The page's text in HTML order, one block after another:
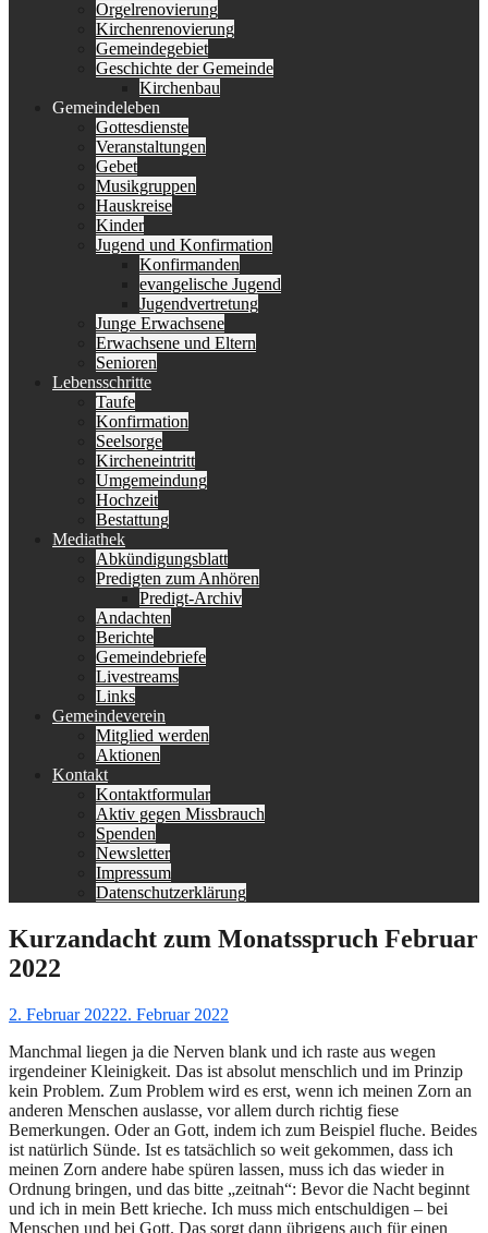
Orgelrenovierung
Kirchenrenovierung
Gemeindegebiet
Geschichte der Gemeinde
Kirchenbau
Gemeindeleben
Gottesdienste
Veranstaltungen
Gebet
Musikgruppen
Hauskreise
Kinder
Jugend und Konfirmation
Konfirmanden
evangelische Jugend
Jugendvertretung
Junge Erwachsene
Erwachsene und Eltern
Senioren
Lebensschritte
Taufe
Konfirmation
Seelsorge
Kircheneintritt
Umgemeindung
Hochzeit
Bestattung
Mediathek
Abkündigungsblatt
Predigten zum Anhören
Predigt-Archiv
Andachten
Berichte
Gemeindebriefe
Livestreams
Links
Gemeindeverein
Mitglied werden
Aktionen
Kontakt
Kontaktformular
Aktiv gegen Missbrauch
Spenden
Newsletter
Impressum
Datenschutzerklärung
Kurzandacht zum Monatsspruch Februar
2022
Gepostet
2. Februar 20222. Februar 2022
Manchmal liegen ja die Nerven blank und ich raste aus wegen
irgendeiner Kleinigkeit. Das ist absolut menschlich und im Prinzip
kein Problem. Zum Problem wird es erst, wenn ich meinen Zorn an
anderen Menschen auslasse, vor allem durch richtig fiese
Bemerkungen. Oder an Gott, indem ich zum Beispiel fluche. Beides
ist natürlich Sünde. Ist es tatsächlich so weit gekommen, dass ich
meinen Zorn andere habe spüren lassen, muss ich das wieder in
Ordnung bringen, und das bitte „zeitnah“: Bevor die Nacht beginnt
und ich in mein Bett krieche. Ich muss mich entschuldigen – bei
Menschen und bei Gott. Das sorgt dann übrigens auch für einen